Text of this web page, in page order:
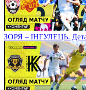
ЗОРЯ – ІНГУЛЕЦЬ.